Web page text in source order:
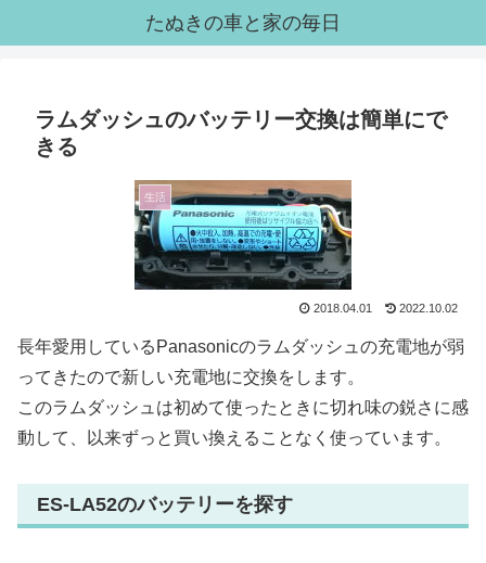
たぬきの車と家の毎日
ラムダッシュのバッテリー交換は簡単にで
きる
生活
2018.04.01 2022.10.02
長年愛用しているPanasonicのラムダッシュの充電地が弱
ってきたので新しい充電地に交換をします。
このラムダッシュは初めて使ったときに切れ味の鋭さに感
動して、以来ずっと買い換えることなく使っています。
ES-LA52のバッテリーを探す